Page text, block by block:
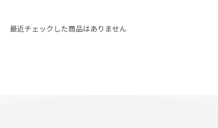
最近チェックした商品はありません